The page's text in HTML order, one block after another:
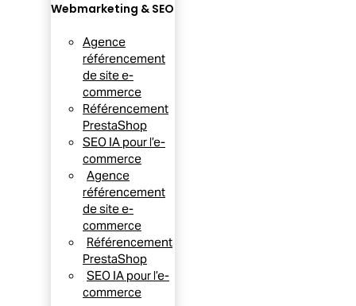
Webmarketing & SEO
Agence
référencement
de site e-
commerce
Référencement
PrestaShop
SEO IA pour l’e-
commerce
Agence
référencement
de site e-
commerce
Référencement
PrestaShop
SEO IA pour l’e-
commerce